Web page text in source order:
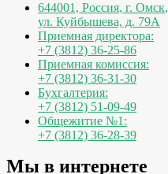
644001, Россия, г. Омск,
ул. Куйбышева, д. 79А
Приемная директора:
+7 (3812) 36-25-86
Приемная комиссия:
+7 (3812) 36-31-30
Бухгалтерия:
+7 (3812) 51-09-49
Общежитие №1:
+7 (3812) 36-28-39
Мы в интернете